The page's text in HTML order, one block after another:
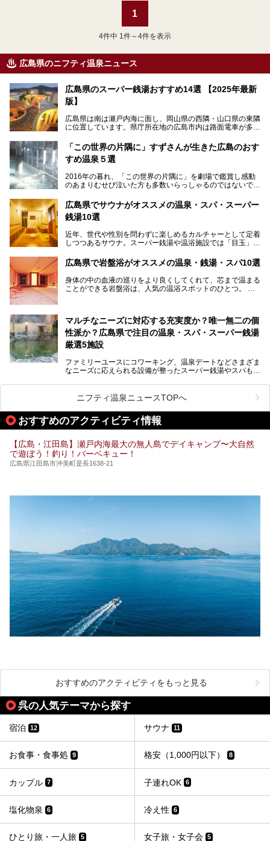
1
4件中 1件～4件を表示
広島県のニフティ温泉ニュース
広島県のスーパー銭湯おすすめ14選 【2025年最新
版】
広島県は南は瀬戸内海に面し、岡山県の西隣・山口県の東隣
に位置しています。県庁所在地の広島市内は路面電車が多数
厳島神社と原爆ドームの2つの世界文化遺産があり、年間を
通して多数の観光客が訪れます。工業都市として栄えた呉市
や、坂の町・尾道市など、ゆっくり訪れたい町や観光スポッ
モン、全国にファンが多い広島風お好み焼きなどのグルメも
充実。
銭湯をご紹介します。
「この世界の片隅に」すずさんが生きた広島のおす
すめ温泉５選
2016年の暮れ、「この世界の片隅に」を劇場で鑑賞し感動
のあまりむせび泣いた方も多数いらっしゃるのではないでし
あの夏のヒロシマを生きた主人公すずさんの笑顔が、今もど
こかに輝きつづけていることをふと思い浮かべます。
そんな映画の舞台となった広島県呉市を中心に、広島のおす
広島県でサウナがオススメの温泉・スパ・スーパー
銭湯10選
近年、世代や性別を問わずに楽しめるカルチャーとして定着
しつつあるサウナ。スーパー銭湯や温浴施設では「目玉」と
わりと身体の内部を温めて発汗を促すサウナは、リフレッシ
ュ効果はもちろん、代謝が高まり健康や美容にも良い影響が
期待されます。今回はそんなサウナにこだわった、広島県内
のオススメ温泉・銭湯・スパ10ヶ所を紹介させていただき
ます。
広島県で岩盤浴がオススメの温泉・銭湯・スパ10選
身体の中の血液の巡りをより良くしてくれて、芯まで温まる
ことができる岩盤浴は、人気の温浴スポットのひとつ。
る、広島県でオススメの温泉・銭湯・スパをご紹介していき
ます！
マルチなニーズに対応する充実度か？唯一無二の個
性派か？広島県で注目の温泉・スパ・スーパー銭湯
厳選5施設
ファミリーユースにコワーキング、温泉デートなどさまざま
なニーズに応えられる設備が整ったスーパー銭湯やスパも、
いった個性が魅力の温泉も、どちらも充実している広島県。
今回は、そんな広島県にある温浴施設のなかから、筆者が
「一度訪ねてみたい」と気になっている魅力的な施設を5件
ピックアップして紹介します。
※2021/07/30時点の情報です。
ニフティ温泉ニュースTOPへ
おすすめのアクティビティ情報
【広島・江田島】瀬戸内海最大の無人島でデイキャンプ〜大自然
で遊ぼう！釣り！バーベキュー！
広島県江田島市沖美町是長1638-21
おすすめのアクティビティをもっと見る
呉の人気テーマから探す
宿泊 12 サウナ 11
お食事・食事処 9 格安（1,000円以下） 8
カップル 7 子連れOK 6
塩化物泉 6 冷え性 6
ひとり旅・一人旅 5 女子旅・女子会 5